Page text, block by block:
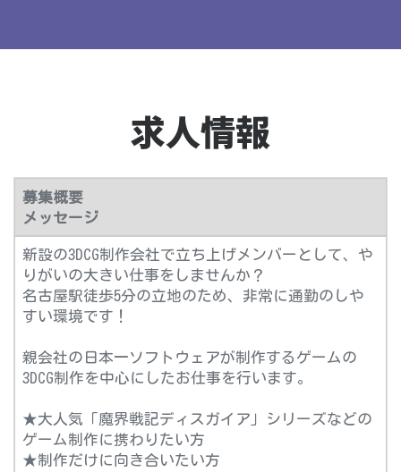
求人情報
募集概要
メッセージ
新設の3DCG制作会社で立ち上げメンバーとして、や
りがいの大きい仕事をしませんか？
名古屋駅徒歩5分の立地のため、非常に通勤のしや
すい環境です！
親会社の日本一ソフトウェアが制作するゲームの
3DCG制作を中心にしたお仕事を行います。
★大人気「魔界戦記ディスガイア」シリーズなどの
ゲーム制作に携わりたい方
★制作だけに向き合いたい方